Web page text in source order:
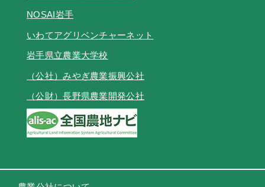
NOSAI岩手
いわてアグリベンチャーネット
岩手県立農業大学校
（公社）みやぎ農業振興公社
（公財）長野県農業開発公社